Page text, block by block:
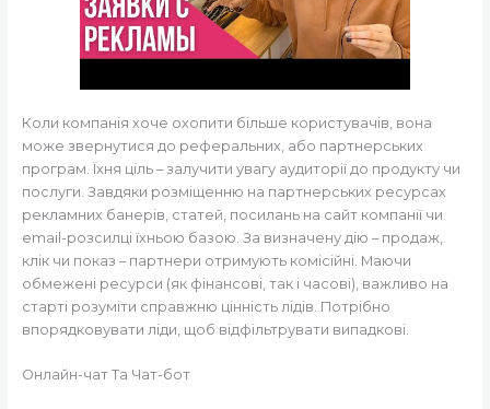
Коли компанія хоче охопити більше користувачів, вона
може звернутися до реферальних, або партнерських
програм. Їхня ціль – залучити увагу аудиторії до продукту чи
послуги. Завдяки розміщенню на партнерських ресурсах
рекламних банерів, статей, посилань на сайт компанії чи
email-розсилці їхньою базою. За визначену дію – продаж,
клік чи показ – партнери отримують комісійні. Маючи
обмежені ресурси (як фінансові, так і часові), важливо на
старті розуміти справжню цінність лідів. Потрібно
впорядковувати ліди, щоб відфільтрувати випадкові.
Онлайн-чат Та Чат-бот